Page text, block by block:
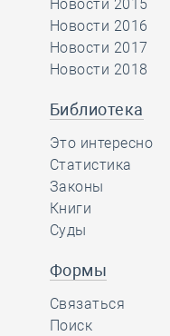
Новости 2015
Новости 2016
Новости 2017
Новости 2018
Библиотека
Это интересно
Статистика
Законы
Книги
Суды
Формы
Связаться
Поиск